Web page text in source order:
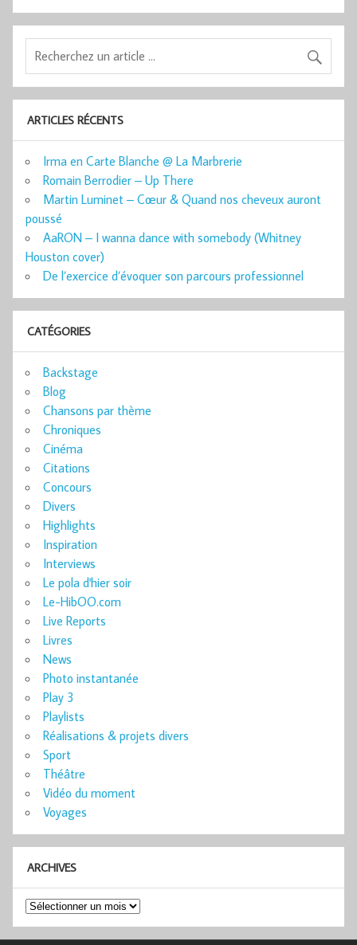
ARTICLES RÉCENTS
Irma en Carte Blanche @ La Marbrerie
Romain Berrodier – Up There
Martin Luminet – Cœur & Quand nos cheveux auront
poussé
AaRON – I wanna dance with somebody (Whitney
Houston cover)
De l’exercice d’évoquer son parcours professionnel
CATÉGORIES
Backstage
Blog
Chansons par thème
Chroniques
Cinéma
Citations
Concours
Divers
Highlights
Inspiration
Interviews
Le pola d'hier soir
Le-HibOO.com
Live Reports
Livres
News
Photo instantanée
Play 3
Playlists
Réalisations & projets divers
Sport
Théâtre
Vidéo du moment
Voyages
ARCHIVES
Archives